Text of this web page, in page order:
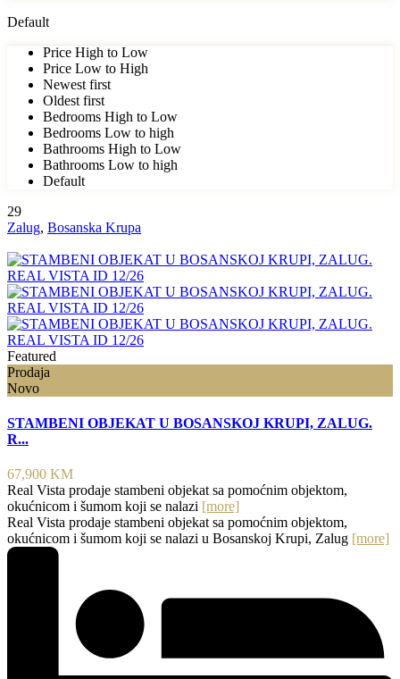
Default
Price High to Low
Price Low to High
Newest first
Oldest first
Bedrooms High to Low
Bedrooms Low to high
Bathrooms High to Low
Bathrooms Low to high
Default
29
Zalug, Bosanska Krupa
Featured
Prodaja
Novo
STAMBENI OBJEKAT U BOSANSKOJ KRUPI, ZALUG.
R...
67,900 KM
Real Vista prodaje stambeni objekat sa pomoćnim objektom,
okućnicom i šumom koji se nalazi [more]
Real Vista prodaje stambeni objekat sa pomoćnim objektom,
okućnicom i šumom koji se nalazi u Bosanskoj Krupi, Zalug [more]